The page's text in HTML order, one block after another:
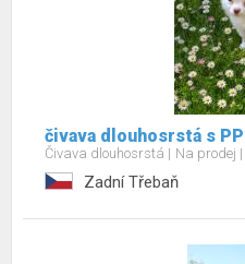
čivava dlouhosrstá s
Čivava dlouhosrstá Na prodej
Zadní Třebaň